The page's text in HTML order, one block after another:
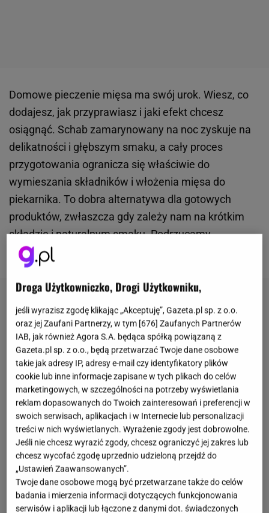
Domowe pieczenie mięsa ma swój urok. Wiesz, co
dodajesz, jak przyprawiasz i jaki efekt chcesz
osiągnąć. Schab zamarynowany na noc zyskuje na
delikatności i głębszym smaku, a cały proces
przygotowania ogranicza się właściwie do
wymieszania składników i włożenia mięsa do
piekarnika. To dobra alternatywa dla gotowych
produktów, zwłaszcza gdy zależy nam na krótkim
składzie i naturalnym smaku. Podrzucamy
sprawdzony przepis.
Droga Użytkowniczko, Drogi Użytkowniku,
jeśli wyrazisz zgodę klikając „Akceptuję”, Gazeta.pl sp. z o.o.
oraz jej Zaufani Partnerzy, w tym [676] Zaufanych Partnerów
IAB, jak również Agora S.A. będąca spółką powiązaną z
Gazeta.pl sp. z o.o., będą przetwarzać Twoje dane osobowe
takie jak adresy IP, adresy e-mail czy identyfikatory plików
cookie lub inne informacje zapisane w tych plikach do celów
marketingowych, w szczególności na potrzeby wyświetlania
reklam dopasowanych do Twoich zainteresowań i preferencji w
swoich serwisach, aplikacjach i w Internecie lub personalizacji
treści w nich wyświetlanych. Wyrażenie zgody jest dobrowolne.
Jeśli nie chcesz wyrazić zgody, chcesz ograniczyć jej zakres lub
chcesz wycofać zgodę uprzednio udzieloną przejdź do
„Ustawień Zaawansowanych”.
Twoje dane osobowe mogą być przetwarzane także do celów
badania i mierzenia informacji dotyczących funkcjonowania
serwisów i aplikacji lub łączone z danymi dot. świadczonych